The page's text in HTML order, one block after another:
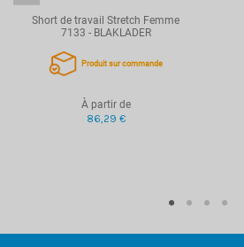
Short de travail Stretch Femme
7133 - BLAKLADER
Produit sur commande
À partir de
86,29 €